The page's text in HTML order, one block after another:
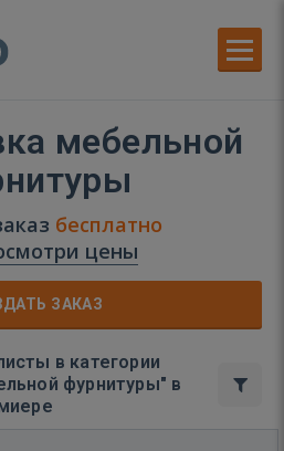
мебельной
бесплатно
цены
ЗАКАЗ
в категории
фурнитуры" в